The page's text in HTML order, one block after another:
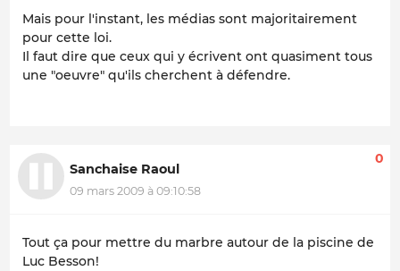
Mais pour l'instant, les médias sont majoritairement
pour cette loi.
Il faut dire que ceux qui y écrivent ont quasiment tous
une "oeuvre" qu'ils cherchent à défendre.
Sanchaise Raoul
09 mars 2009 à 09:10:58
0
Tout ça pour mettre du marbre autour de la piscine de
Luc Besson!